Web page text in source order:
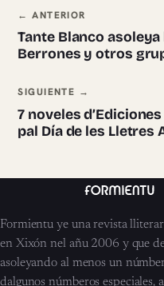
Navegación
← ANTERIOR
Tante Blanco
Berrones y otros
SIGUIENTE →
7 noveles
pal Día de les Lletres
Formientu ye una revista
en Xixón nel añu 2006 y que
asoleyando al menos un
dalgunos númberos especiales,